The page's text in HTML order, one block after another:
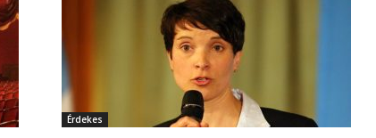
Érdekes